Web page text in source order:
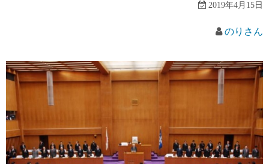
2019年4月15日
のりさん